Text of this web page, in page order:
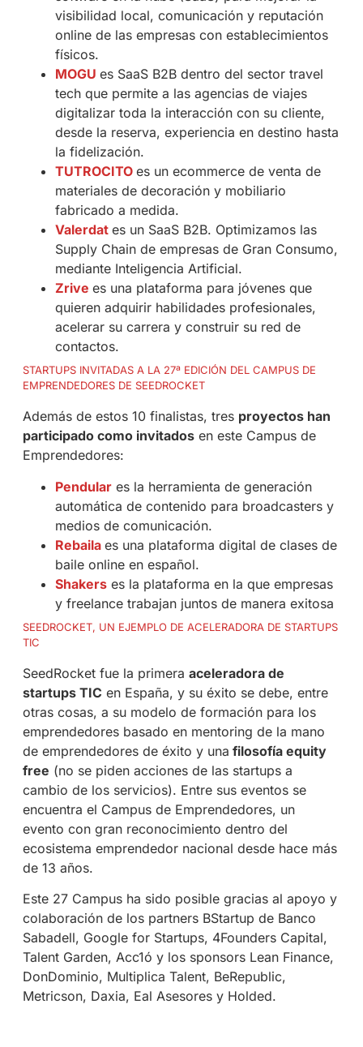
visibilidad local, comunicación y reputación
online de las empresas con establecimientos
físicos.
MOGU es SaaS B2B dentro del sector travel
tech que permite a las agencias de viajes
digitalizar toda la interacción con su cliente,
desde la reserva, experiencia en destino hasta
la fidelización.
TUTROCITO es un ecommerce de venta de
materiales de decoración y mobiliario
fabricado a medida.
Valerdat es un SaaS B2B. Optimizamos las
Supply Chain de empresas de Gran Consumo,
mediante Inteligencia Artificial.
Zrive es una plataforma para jóvenes que
quieren adquirir habilidades profesionales,
acelerar su carrera y construir su red de
contactos.
STARTUPS INVITADAS A LA 27ª EDICIÓN DEL CAMPUS DE
EMPRENDEDORES DE SEEDROCKET
Además de estos 10 finalistas, tres proyectos han
participado como invitadosen este Campus de
Emprendedores:
Pendulares la herramienta de generación
automática de contenido para broadcasters y
medios de comunicación.
Rebaila es una plataforma digital de clases de
baile online en español.
Shakerses la plataforma en la que empresas
y freelance trabajan juntos de manera exitosa
SEEDROCKET, UN EJEMPLO DE ACELERADORA DE STARTUPS
TIC
SeedRocket fue la primera aceleradora de
startups TIC en España, y su éxito se debe, entre
otras cosas, a su modelo de formación para los
emprendedores basado en mentoring de la mano
de emprendedores de éxito y una filosofía equity
free (no se piden acciones de las startups a
cambio de los servicios). Entre sus eventos se
encuentra el Campus de Emprendedores, un
evento con gran reconocimiento dentro del
ecosistema emprendedor nacional desde hace más
de 13 años.
Este 27 Campus ha sido posible gracias al apoyo y
colaboración de los partners BStartup de Banco
Sabadell, Google for Startups, 4Founders Capital,
Talent Garden, Acc1ó y los sponsors Lean Finance,
DonDominio, Multiplica Talent, BeRepublic,
Metricson, Daxia, Eal Asesores y Holded.